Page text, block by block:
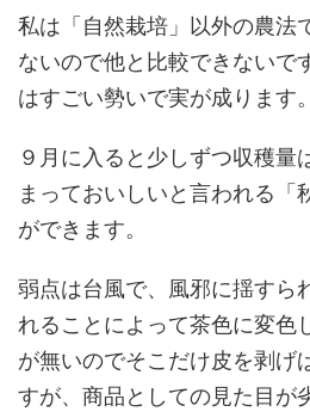
私は「自然栽培」以外の農法
ないので他と比較できないで
はすごい勢いで実が成ります。
９月に入ると少しずつ収穫量
まっておいしいと言われる「
ができます。
弱点は台風で、風邪に揺すら
れることによって茶色に変色
が無いのでそこだけ皮を剥げ
すが、商品としての見た目が